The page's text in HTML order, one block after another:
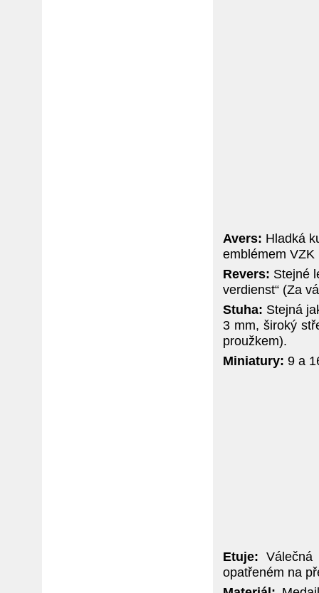
Avers: Hladká
emblémem VZK
Revers: Stejné
verdienst“ (Za
Stuha: Stejná
3 mm, široký
proužkem).
Miniatury: 9 a
Etuje:
opatřeném na